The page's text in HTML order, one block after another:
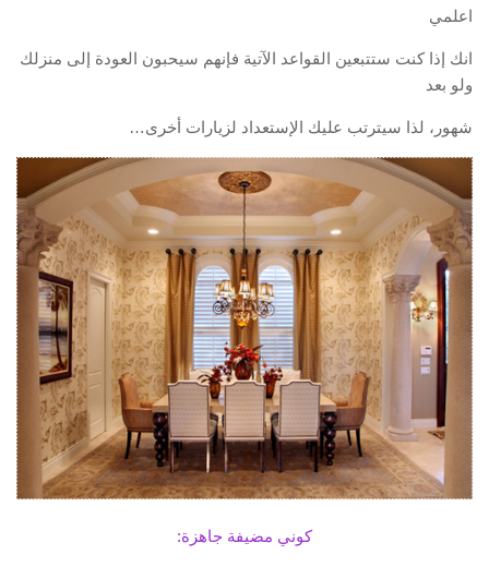
اعلمي
انك إذا كنت ستتبعين القواعد الآتية فإنهم سيحبون العودة إلى منزلك
ولو بعد
شهور، لذا سيترتب عليك الإستعداد لزيارات أخرى…
كوني مضيفة جاهزة: